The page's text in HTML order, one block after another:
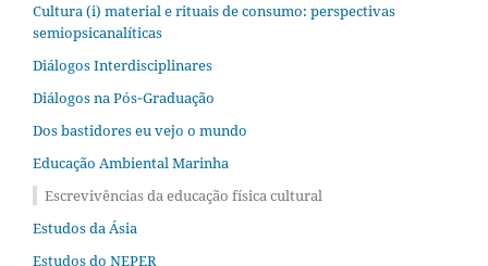
Cultura (i) material e rituais de consumo: perspectivas
semiopsicanalíticas
Diálogos Interdisciplinares
Diálogos na Pós‐Graduação
Dos bastidores eu vejo o mundo
Educação Ambiental Marinha
Escrevivências da educação física cultural
Estudos da Ásia​
Estudos do NEPER